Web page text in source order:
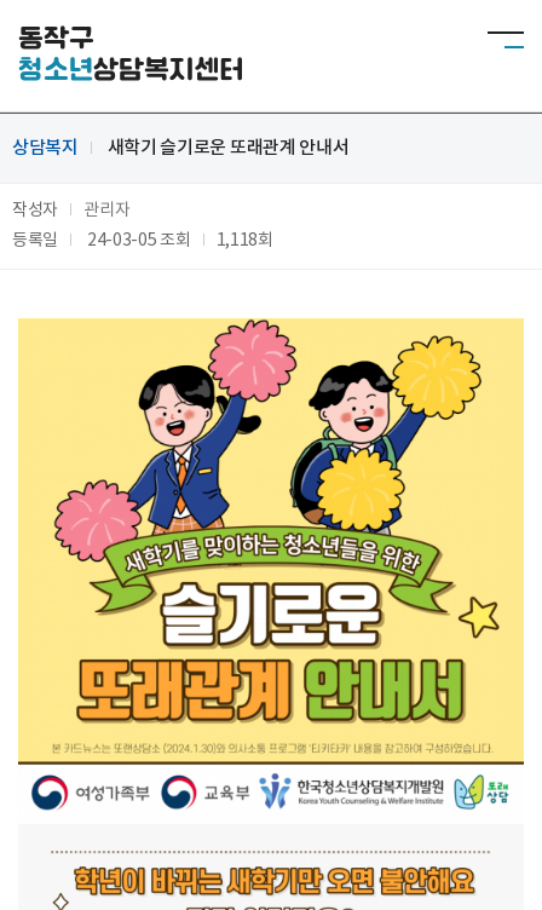
동작구
청소년상담복지센터
상담복지 새학기 슬기로운 또래관계 안내서
작성자
관리자
등록일
24-03-05조회 1,118회